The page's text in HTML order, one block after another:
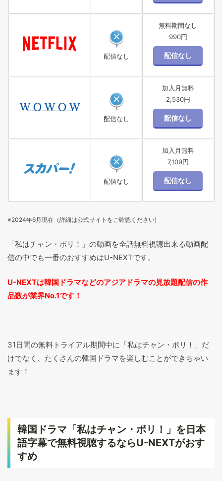
配信なし
無料期間なし
990円
配信なし
加入月無料
2,530円
配信なし
加入月無料
7,109円
※2024年6月現在（詳細は公式サイトをご確認ください)
「私はチャン・ボリ！」の動画を全話無料視聴出来る動画配
信の中でも一番のおすすめはU-NEXTです。
U-NEXTは韓国ドラマなどのアジアドラマの見放題配信の作
品数が業界No.1です！
31日間の無料トライアル期間中に「私はチャン・ボリ！」だ
けでなく、たくさんの韓国ドラマを楽しむことができちゃい
ます！
韓国ドラマ「私はチャン・ボリ！」を日本
語字幕で無料視聴するならU-NEXTがおす
すめ